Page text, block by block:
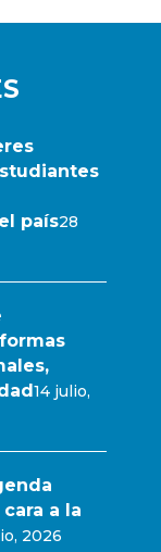
país28
14 julio,
a la
2026